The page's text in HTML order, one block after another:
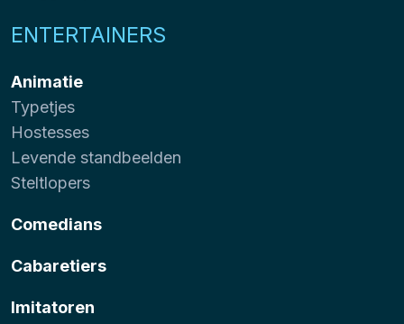
ENTERTAINERS
Animatie
Typetjes
Hostesses
Levende standbeelden
Steltlopers
Comedians
Cabaretiers
Imitatoren